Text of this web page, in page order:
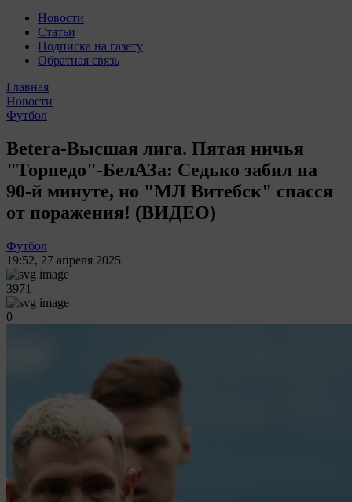
Новости
Статьи
Подписка на газету
Обратная связь
Главная
Новости
Футбол
Betera-Высшая лига. Пятая ничья
"Торпедо"-БелАЗа: Седько забил на
90-й минуте, но "МЛ Витебск" спасся
от поражения! (ВИДЕО)
Футбол
19:52, 27 апреля 2025
3971
0